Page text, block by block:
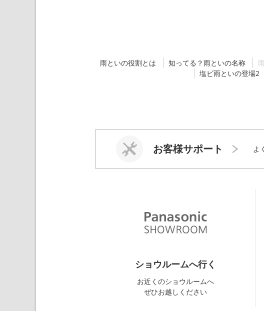
雨といの役割とは 知ってる？雨といの名称
塩ビ雨といの登場2
お客様サポート よ
ショウルームへ行く
お近くのショウルームへ
ぜひお越しください